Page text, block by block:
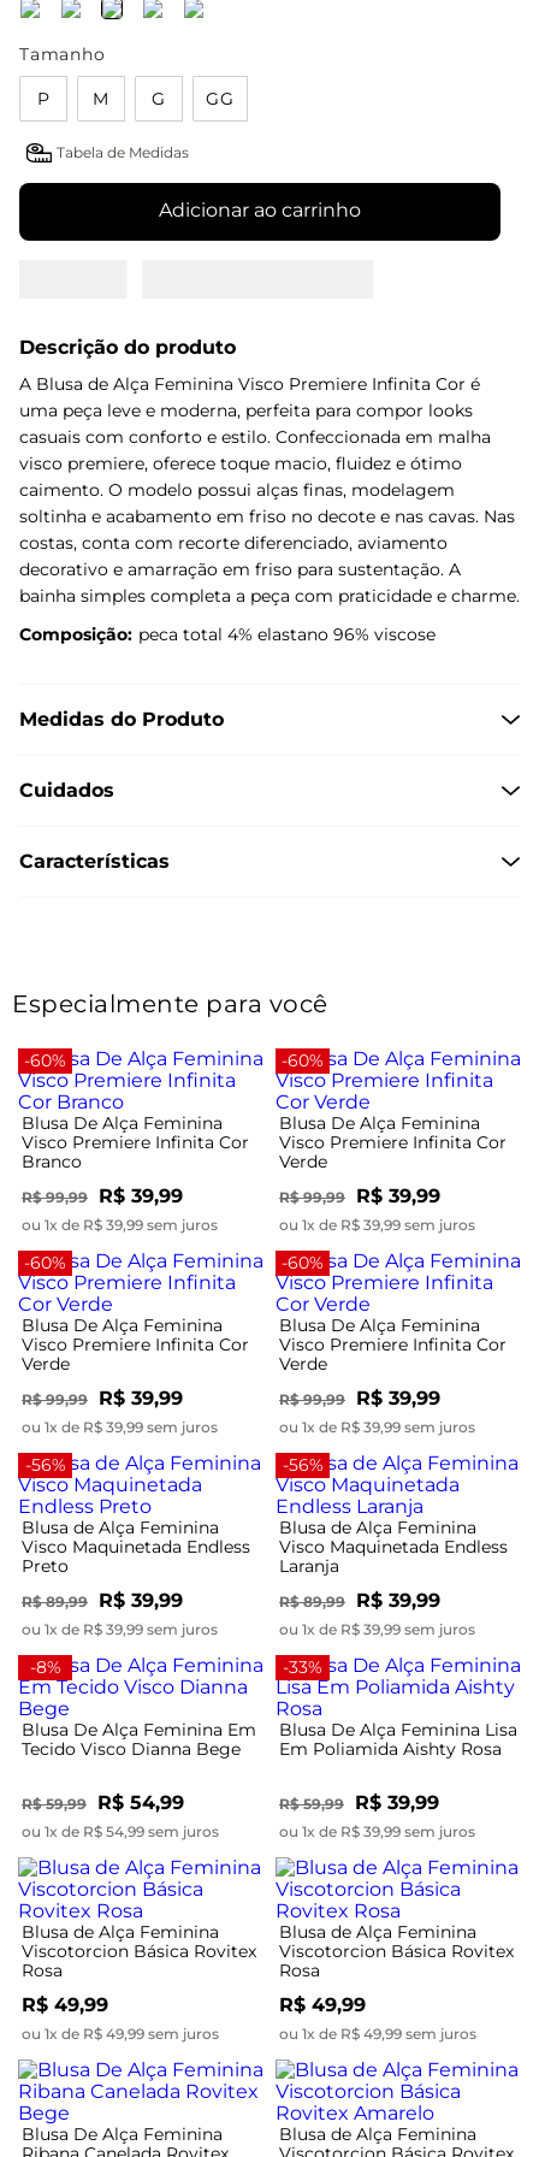
Tamanho
P M G GG
Tabela de Medidas
Adicionar ao carrinho
Descrição do produto
A Blusa de Alça Feminina Visco Premiere Infinita Cor é
uma peça leve e moderna, perfeita para compor looks
casuais com conforto e estilo. Confeccionada em malha
visco premiere, oferece toque macio, fluidez e ótimo
caimento. O modelo possui alças finas, modelagem
soltinha e acabamento em friso no decote e nas cavas. Nas
costas, conta com recorte diferenciado, aviamento
decorativo e amarração em friso para sustentação. A
bainha simples completa a peça com praticidade e charme.
Composição: peca total 4% elastano 96% viscose
Medidas do Produto
Cuidados
Características
Especialmente para você
-60%
Blusa De Alça Feminina
Visco Premiere Infinita Cor
Branco
R$ 99,99 R$ 39,99
ou 1x de R$ 39,99 sem juros
-60%
Blusa De Alça Feminina
Visco Premiere Infinita Cor
Verde
R$ 99,99 R$ 39,99
ou 1x de R$ 39,99 sem juros
-60%
Blusa De Alça Feminina
Visco Premiere Infinita Cor
Verde
R$ 99,99 R$ 39,99
ou 1x de R$ 39,99 sem juros
-60%
Blusa De Alça Feminina
Visco Premiere Infinita Cor
Verde
R$ 99,99 R$ 39,99
ou 1x de R$ 39,99 sem juros
-56%
Blusa de Alça Feminina
Visco Maquinetada Endless
Preto
R$ 89,99 R$ 39,99
ou 1x de R$ 39,99 sem juros
-56%
Blusa de Alça Feminina
Visco Maquinetada Endless
Laranja
R$ 89,99 R$ 39,99
ou 1x de R$ 39,99 sem juros
-8%
Blusa De Alça Feminina Em
Tecido Visco Dianna Bege
R$ 59,99 R$ 54,99
ou 1x de R$ 54,99 sem juros
-33%
Blusa De Alça Feminina Lisa
Em Poliamida Aishty Rosa
R$ 59,99 R$ 39,99
ou 1x de R$ 39,99 sem juros
Blusa de Alça Feminina
Viscotorcion Básica Rovitex
Rosa
R$ 49,99
ou 1x de R$ 49,99 sem juros
Blusa de Alça Feminina
Viscotorcion Básica Rovitex
Rosa
R$ 49,99
ou 1x de R$ 49,99 sem juros
Blusa De Alça Feminina
Blusa de Alça Feminina